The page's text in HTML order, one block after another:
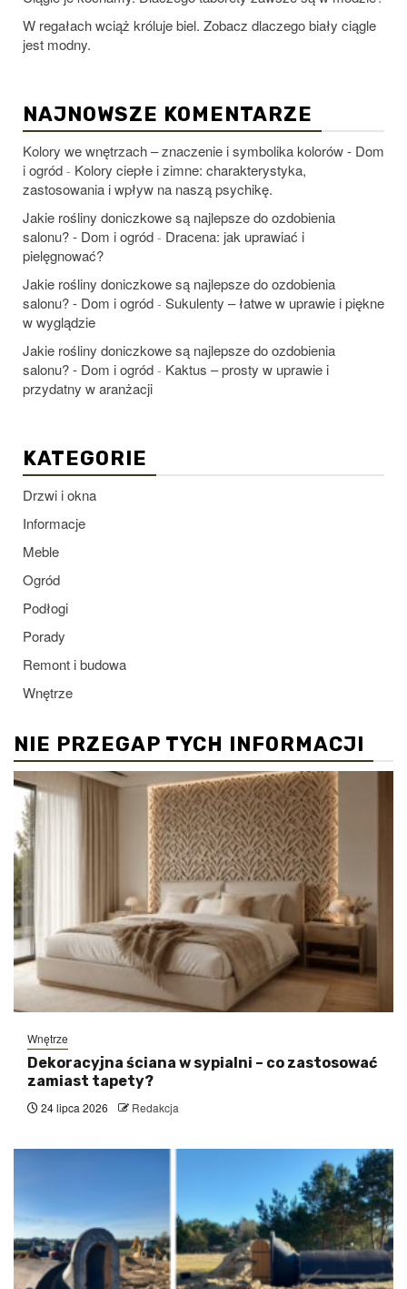
W regałach wciąż króluje biel. Zobacz dlaczego biały ciągle
jest modny.
NAJNOWSZE KOMENTARZE
Kolory we wnętrzach – znaczenie i symbolika kolorów - Dom
i ogród - Kolory ciepłe i zimne: charakterystyka,
zastosowania i wpływ na naszą psychikę.
Jakie rośliny doniczkowe są najlepsze do ozdobienia
salonu? - Dom i ogród - Dracena: jak uprawiać i
pielęgnować?
Jakie rośliny doniczkowe są najlepsze do ozdobienia
salonu? - Dom i ogród - Sukulenty – łatwe w uprawie i piękne
w wyglądzie
Jakie rośliny doniczkowe są najlepsze do ozdobienia
salonu? - Dom i ogród - Kaktus – prosty w uprawie i
przydatny w aranżacji
KATEGORIE
Drzwi i okna
Informacje
Meble
Ogród
Podłogi
Porady
Remont i budowa
Wnętrze
NIE PRZEGAP TYCH INFORMACJI
Wnętrze
Dekoracyjna ściana w sypialni – co zastosować
zamiast tapety?
24 lipca 2026 Redakcja